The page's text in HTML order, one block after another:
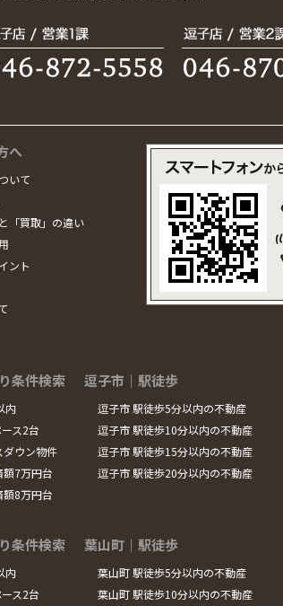
へ
いて
「買取」の違い
ント
条件検索
内
ス2台
ダウン物件
7万円台
8万円台
逗子市｜駅徒歩
逗子市 駅徒歩5分以内の不動産
逗子市 駅徒歩10分以内の不動産
逗子市 駅徒歩15分以内の不動産
逗子市 駅徒歩20分以内の不動産
条件検索
内
ス2台
葉山町｜駅徒歩
葉山町 駅徒歩5分以内の不動産
葉山町 駅徒歩10分以内の不動産